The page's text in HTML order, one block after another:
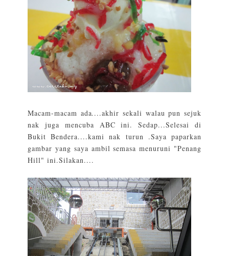
Macam-macam ada....akhir sekali walau pun sejuk
nak juga mencuba ABC ini. Sedap...Selesai di
Bukit Bendera....kami nak turun .Saya paparkan
gambar yang saya ambil semasa menuruni "Penang
Hill" ini.Silakan....